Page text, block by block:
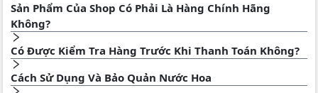
Sản Phẩm Của Shop Có Phải Là Hàng Chính Hãng
Không?
Có Được Kiểm Tra Hàng Trước Khi Thanh Toán Không?
Cách Sử Dụng Và Bảo Quản Nước Hoa